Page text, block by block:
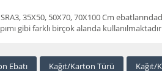
35X50, 50X70, 70X100 Cm
gibi farklı birçok alanda
Ebatı Kağıt/Karton Türü Kağıt/